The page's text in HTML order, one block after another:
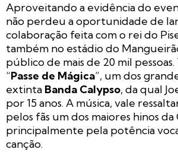
Aproveitando a evidência do
não perdeu a oportunidade de
colaboração feita com o rei do
também no estádio do
público de mais de 20 mil
“Passe de Mágica”, um dos
extinta Banda Calypso, da qual
por 15 anos. A música, vale
pelos fãs um dos maiores hinos da
principalmente pela potência
canção.